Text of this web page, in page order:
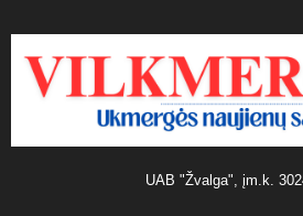
UAB "Žvalga", įm.k.